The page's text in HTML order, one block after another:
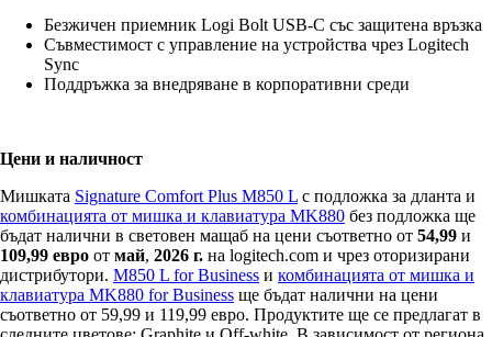
Безжичен приемник Logi Bolt USB-C със защитена връзка
Съвместимост с управление на устройства чрез Logitech
Sync
Поддръжка за внедряване в корпоративни среди
Цени и наличност
Мишката Signature Comfort Plus M850 L с подложка за дланта и
комбинацията от мишка и клавиатура MK880 без подложка ще
бъдат налични в световен мащаб на цени съответно от 54,99 и
109,99 евро от май, 2026 г. на logitech.com и чрез оторизирани
дистрибутори. M850 L for Business и комбинацията от мишка и
клавиатура MK880 for Business ще бъдат налични на цени
съответно от 59,99 и 119,99 евро. Продуктите ще се предлагат в